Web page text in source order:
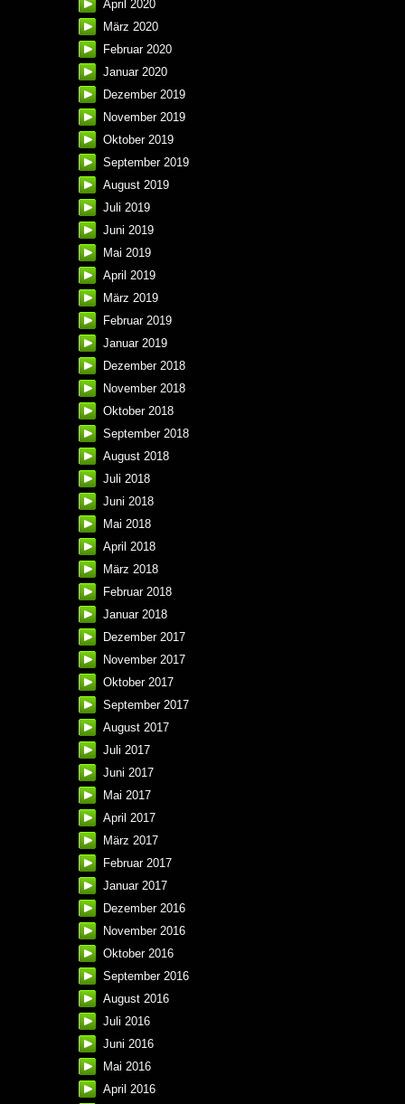
April 2020
März 2020
Februar 2020
Januar 2020
Dezember 2019
November 2019
Oktober 2019
September 2019
August 2019
Juli 2019
Juni 2019
Mai 2019
April 2019
März 2019
Februar 2019
Januar 2019
Dezember 2018
November 2018
Oktober 2018
September 2018
August 2018
Juli 2018
Juni 2018
Mai 2018
April 2018
März 2018
Februar 2018
Januar 2018
Dezember 2017
November 2017
Oktober 2017
September 2017
August 2017
Juli 2017
Juni 2017
Mai 2017
April 2017
März 2017
Februar 2017
Januar 2017
Dezember 2016
November 2016
Oktober 2016
September 2016
August 2016
Juli 2016
Juni 2016
Mai 2016
April 2016